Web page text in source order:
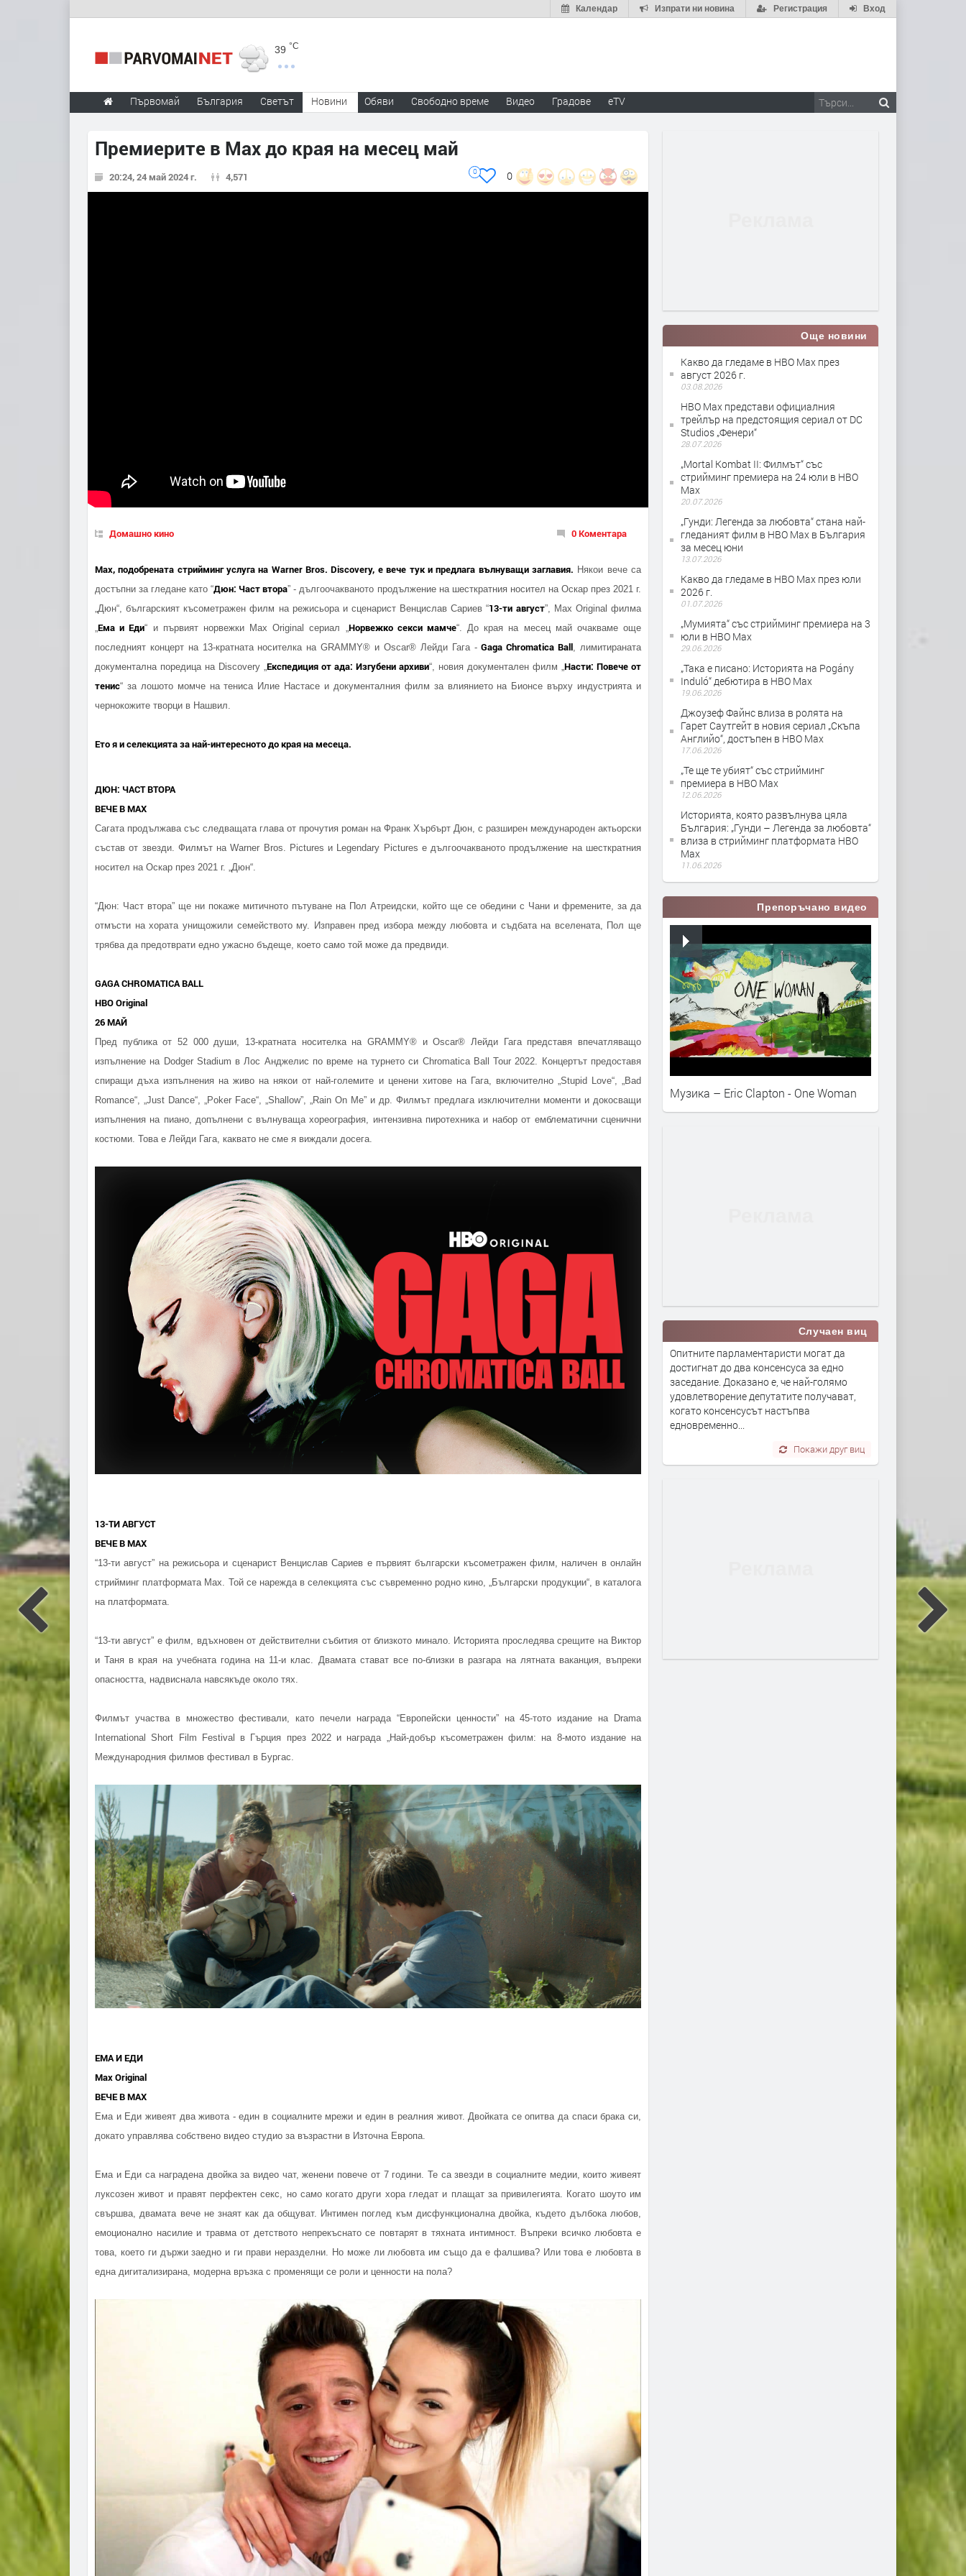
Вход
Регистрация
Изпрати ни новина
Календар
39 °C
Първомай България Светът Новини Обяви Свободно време Видео Градове eTV
Премиерите в Max до края на месец май
20:24, 24 май 2024 г. 4,571 0
0
Домашно кино 0 Коментара
Max, подобрената стрийминг услуга на Warner Bros. Discovery, е вече тук и предлага вълнуващи заглавия. Някои вече са
достъпни за гледане като “Дюн: Част втора” - дългоочакваното продължение на шесткратния носител на Оскар през 2021 г.
„Дюн“, българският късометражен филм на режисьора и сценарист Венцислав Сариев “13-ти август”, Max Original филма
„Ема и Еди“ и първият норвежки Max Original сериал „Норвежко секси мамче“. До края на месец май очакваме още
последният концерт на 13-кратната носителка на GRAMMY® и Oscar® Лейди Гага -Gaga Chromatica Ball, лимитираната
документална поредица на Discovery „Експедиция от ада: Изгубени архиви“, новия документален филм „Насти: Повече от
тенис“ за лошото момче на тениса Илие Настасе и документалния филм за влиянието на Бионсе върху индустрията и
чернокожите творци в Нашвил.
Ето я и селекцията за най-интересното до края на месеца.
ДЮН: ЧАСТ ВТОРА
ВЕЧЕ В MAX
Сагата продължава със следващата глава от прочутия роман на Франк Хърбърт Дюн, с разширен международен актьорски
състав от звезди. Филмът на Warner Bros. Pictures и Legendary Pictures е дългоочакваното продължение на шесткратния
носител на Оскар през 2021 г. „Дюн“.
“Дюн: Част втора” ще ни покаже митичното пътуване на Пол Атреидски, който ще се обедини с Чани и фремените, за да
отмъсти на хората унищожили семейството му. Изправен пред избора между любовта и съдбата на вселената, Пол ще
трябва да предотврати едно ужасно бъдеще, което само той може да предвиди.
GAGA CHROMATICA BALL
HBO Original
26 МАЙ
Пред публика от 52 000 души, 13-кратната носителка на GRAMMY® и Oscar® Лейди Гага представя впечатляващо
изпълнение на Dodger Stadium в Лос Анджелис по време на турнето си Chromatica Ball Tour 2022. Концертът предоставя
спиращи дъха изпълнения на живо на някои от най-големите и ценени хитове на Гага, включително „Stupid Love“, „Bad
Romance“, „Just Dance“, „Poker Face“, „Shallow”, „Rain On Me” и др. Филмът предлага изключителни моменти и докосващи
изпълнения на пиано, допълнени с вълнуваща хореография, интензивна пиротехника и набор от емблематични сценични
костюми. Това е Лейди Гага, каквато не сме я виждали досега.
13-ТИ АВГУСТ
ВЕЧЕ В MAX
“13-ти август” на режисьора и сценарист Венцислав Сариев e първият български късометражен филм, наличен в онлайн
стрийминг платформата Max. Той се нарежда в селекцията със съвременно родно кино, „Български продукции“, в каталога
на платформата.
“13-ти август” е филм, вдъхновен от действителни събития от близкото минало. Историята проследява срещите на Виктор
и Таня в края на учебната година на 11-и клас. Двамата стават все по-близки в разгара на лятната ваканция, въпреки
опасността, надвиснала навсякъде около тях.
Филмът участва в множество фестивали, като печели награда “Европейски ценности” на 45-тото издание на Drama
International Short Film Festival в Гърция през 2022 и награда „Най-добър късометражен филм: на 8-мото издание на
Международния филмов фестивал в Бургас.
ЕМА И ЕДИ
Max Original
ВЕЧЕ В MAX
Ема и Еди живеят два живота - един в социалните мрежи и един в реалния живот. Двойката се опитва да спаси брака си,
докато управлява собствено видео студио за възрастни в Източна Европа.
Ема и Еди са наградена двойка за видео чат, женени повече от 7 години. Те са звезди в социалните медии, които живеят
луксозен живот и правят перфектен секс, но само когато други хора гледат и плащат за привилегията. Когато шоуто им
свършва, двамата вече не знаят как да общуват. Интимен поглед към дисфункционална двойка, където дълбока любов,
емоционално насилие и травма от детството непрекъснато се повтарят в тяхната интимност. Въпреки всичко любовта е
това, което ги държи заедно и ги прави неразделни. Но може ли любовта им също да е фалшива? Или това е любовта в
една дигитализирана, модерна връзка с променящи се роли и ценности на пола?
Още новини
Какво да гледаме в HBO Max през
август 2026 г.
03.08.2026
HBO Max представи официалния
трейлър на предстоящия сериал от DC
Studios „Фенери“
28.07.2026
„Mortal Kombat II: Филмът“ със
стрийминг премиера на 24 юли в HBO
Max
20.07.2026
„Гунди: Легенда за любовта“ стана най-
гледаният филм в HBO Max в България
за месец юни
13.07.2026
Какво да гледаме в HBO Max през юли
2026 г.
01.07.2026
„Мумията“ със стрийминг премиера на 3
юли в HBO Max
29.06.2026
„Така е писано: Историята на Pogány
Induló“ дебютира в HBO Max
19.06.2026
Джоузеф Файнс влиза в ролята на
Гарет Саутгейт в новия сериал „Скъпа
Английо“, достъпен в HBO Max
17.06.2026
„Те ще те убият“ със стрийминг
премиера в HBO Max
12.06.2026
Историята, която развълнува цяла
България: „Гунди – Легенда за любовта“
влиза в стрийминг платформата HBO
Max
11.06.2026
Препоръчано видео
Музика – Eric Clapton - One Woman
Случаен виц
Опитните парламентаристи могат да
достигнат до два консенсуса за едно
заседание. Доказано е, че най-голямо
удовлетворение депутатите получават,
когато консенсусът настъпва
едновременно...
Покажи друг виц